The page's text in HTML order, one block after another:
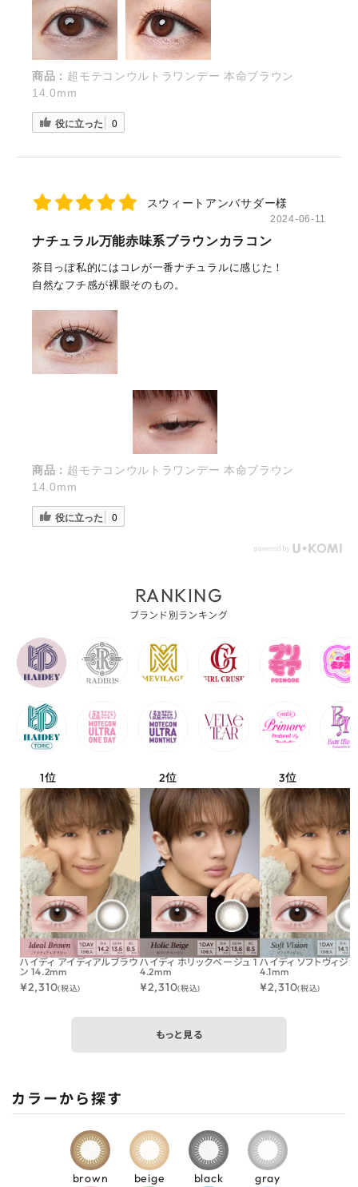
商品： 超モテコンウルトラワンデー 本命ブラウン
14.0mm
役に立った 0
スウィートアンバサダー様
2024-06-11
ナチュラル万能赤味系ブラウンカラコン
茶目っぽ私的にはコレが一番ナチュラルに感じた！
自然なフチ感が裸眼そのもの。
商品： 超モテコンウルトラワンデー 本命ブラウン
14.0mm
役に立った 0
RANKING
ブランド別ランキング
ハイディ アイディアルブラウ
ン 14.2mm
¥2,310(税込)
ハイディ ホリックベージュ 1
4.2mm
¥2,310(税込)
ハイディ ソフトヴィジ
4.1mm
¥2,310(税込)
もっと見る
カラーから探す
brown beige black gray